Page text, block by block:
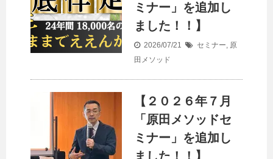
ミナー」を追加し
ました！！】
2026/07/21 セミナー, 原
田メソッド
【２０２６年７月
「原田メソッドセ
ミナー」を追加し
ました！！】